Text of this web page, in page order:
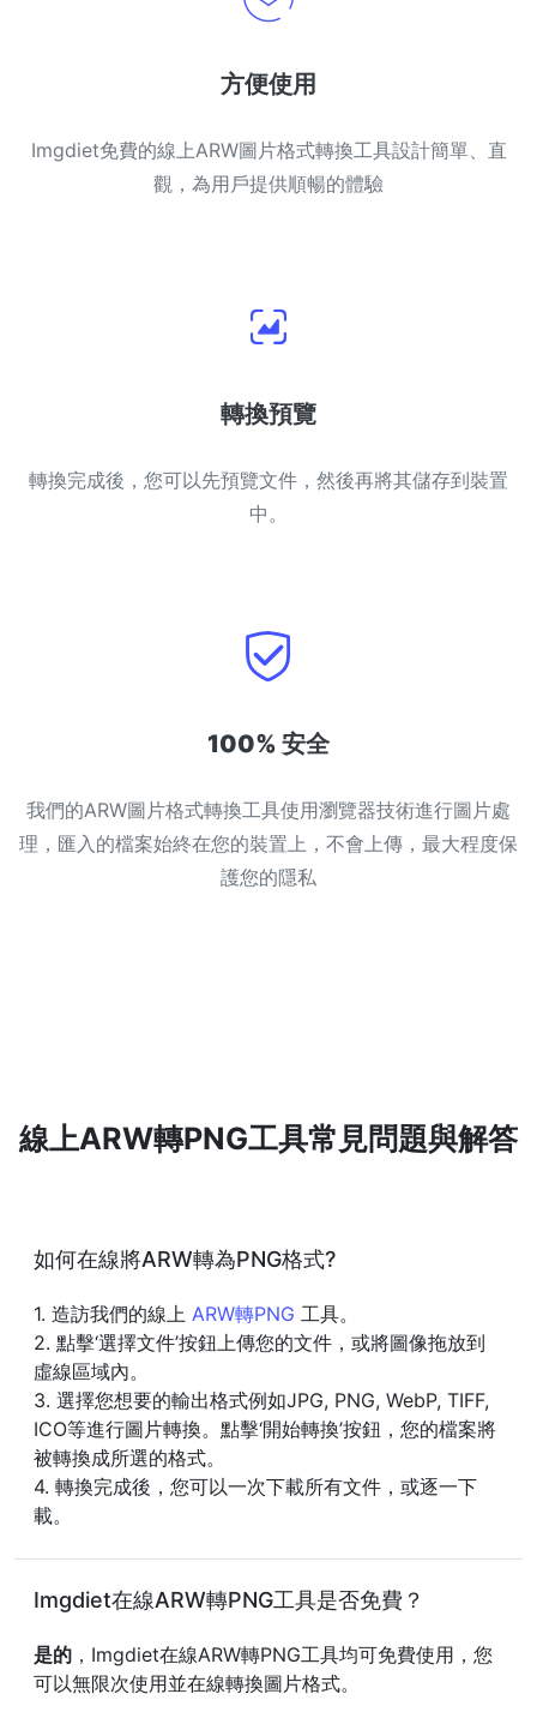
方便使用
Imgdiet免費的線上ARW圖片格式轉換工具設計簡單、直
觀，為用戶提供順暢的體驗
轉換預覽
轉換完成後，您可以先預覽文件，然後再將其儲存到裝置
中。
100% 安全
我們的ARW圖片格式轉換工具使用瀏覽器技術進行圖片處
理，匯入的檔案始終在您的裝置上，不會上傳，最大程度保
護您的隱私
線上ARW轉PNG工具常見問題與解答
如何在線將ARW轉為PNG格式?
1. 造訪我們的線上 ARW轉PNG 工具。
2. 點擊‘選擇文件’按鈕上傳您的文件，或將圖像拖放到
虛線區域內。
3. 選擇您想要的輸出格式例如JPG, PNG, WebP, TIFF,
ICO等進行圖片轉換。點擊‘開始轉換’按鈕，您的檔案將
被轉換成所選的格式。
4. 轉換完成後，您可以一次下載所有文件，或逐一下
載。
Imgdiet在線ARW轉PNG工具是否免費？
是的 ，Imgdiet在線ARW轉PNG工具均可免費使用，您
可以無限次使用並在線轉換圖片格式。